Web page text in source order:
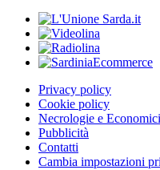
Privacy policy
Cookie policy
Necrologie e Economici
Pubblicità
Contatti
Cambia impostazioni